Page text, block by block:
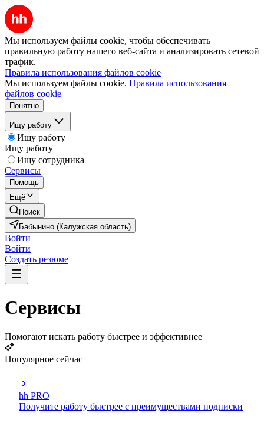
Мы используем файлы cookie, чтобы обеспечивать
правильную работу нашего веб-сайта и анализировать сетевой
трафик.
Правила использования файлов cookie
Мы используем файлы cookie. Правила использования
файлов cookie
Понятно
Ищу работу
Ищу работу
Ищу работу
Ищу сотрудника
Сервисы
Помощь
Ещё
Поиск
Бабынино (Калужская область)
Войти
Войти
Создать резюме
Сервисы
Помогают искать работу быстрее и эффективнее
Популярное сейчас
hh PRO
Получите работу быстрее с преимуществами подписки